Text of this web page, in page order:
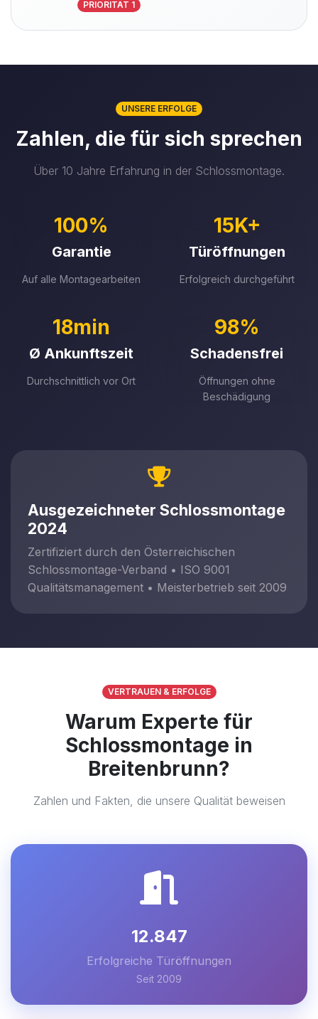
PRIORITÄT 1
UNSERE ERFOLGE
Zahlen, die für sich sprechen
Über 10 Jahre Erfahrung in der Schlossmontage.
100%
Garantie
Auf alle Montagearbeiten
15K+
Türöffnungen
Erfolgreich durchgeführt
18min
Ø Ankunftszeit
Durchschnittlich vor Ort
98%
Schadensfrei
Öffnungen ohne
Beschädigung
Ausgezeichneter Schlossmontage
2024
Zertifiziert durch den Österreichischen
Schlossmontage-Verband • ISO 9001
Qualitätsmanagement • Meisterbetrieb seit 2009
VERTRAUEN & ERFOLGE
Warum Experte für
Schlossmontage in
Breitenbrunn?
Zahlen und Fakten, die unsere Qualität beweisen
12.847
Erfolgreiche Türöffnungen
Seit 2009